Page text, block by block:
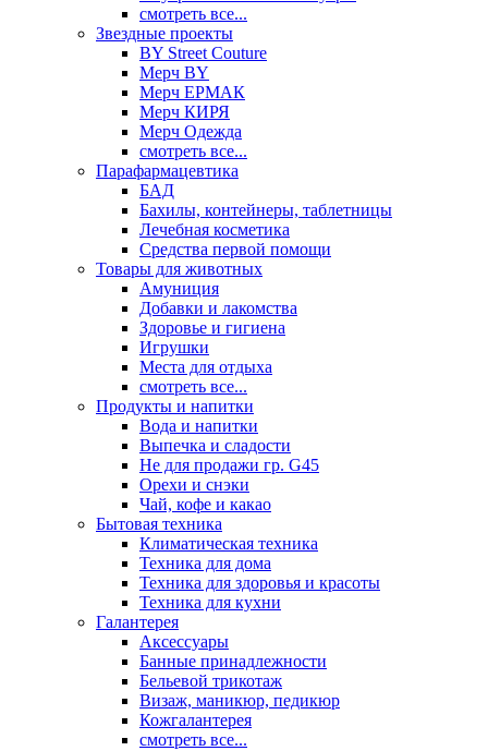
смотреть все...
Звездные проекты
BY Street Couture
Мерч BY
Мерч ЕРМАК
Мерч КИРЯ
Мерч Одежда
смотреть все...
Парафармацевтика
БАД
Бахилы, контейнеры, таблетницы
Лечебная косметика
Средства первой помощи
Товары для животных
Амуниция
Добавки и лакомства
Здоровье и гигиена
Игрушки
Места для отдыха
смотреть все...
Продукты и напитки
Вода и напитки
Выпечка и сладости
Не для продажи гр. G45
Орехи и снэки
Чай, кофе и какао
Бытовая техника
Климатическая техника
Техника для дома
Техника для здоровья и красоты
Техника для кухни
Галантерея
Аксессуары
Банные принадлежности
Бельевой трикотаж
Визаж, маникюр, педикюр
Кожгалантерея
смотреть все...